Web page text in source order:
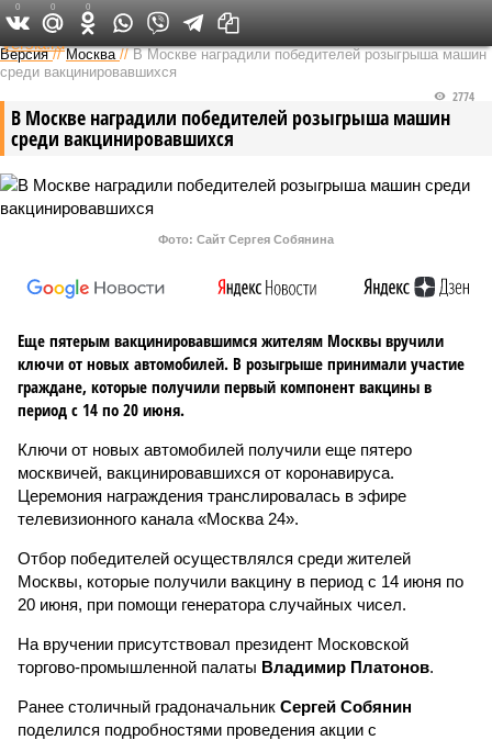
Федеральный выпуск
Версия //Москва //В Москве наградили победителей розыгрыша машин
среди вакцинировавшихся
В Москве наградили победителей розыгрыша машин
среди вакцинировавшихся
2774
Фото: Сайт Сергея Собянина
Еще пятерым вакцинировавшимся жителям Москвы вручили
ключи от новых автомобилей. В розыгрыше принимали участие
граждане, которые получили первый компонент вакцины в
период с 14 по 20 июня.
Ключи от новых автомобилей получили еще пятеро
москвичей, вакцинировавшихся от коронавируса.
Церемония награждения транслировалась в эфире
телевизионного канала «Москва 24».
Отбор победителей осуществлялся среди жителей
Москвы, которые получили вакцину в период с 14 июня по
20 июня, при помощи генератора случайных чисел.
На вручении присутствовал президент Московской
торгово-промышленной палаты Владимир Платонов.
Ранее столичный градоначальник Сергей Собянин
поделился подробностями проведения акции с
0 0 0